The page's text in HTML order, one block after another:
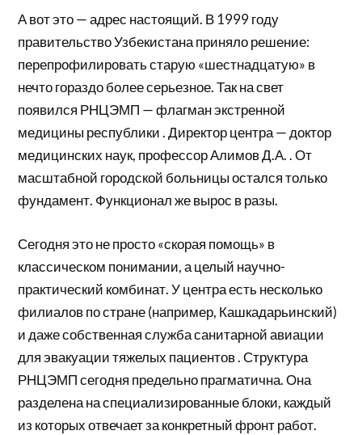
А вот это — адрес настоящий. В 1999 году
правительство Узбекистана приняло решение:
перепрофилировать старую «шестнадцатую» в
нечто гораздо более серьезное. Так на свет
появился РНЦЭМП — флагман экстренной
медицины республики . Директор центра — доктор
медицинских наук, профессор Алимов Д.А. . От
масштабной городской больницы остался только
фундамент. Функционал же вырос в разы.
Сегодня это не просто «скорая помощь» в
классическом понимании, а целый научно-
практический комбинат. У центра есть несколько
филиалов по стране (например, Кашкадарьинский)
и даже собственная служба санитарной авиации
для эвакуации тяжелых пациентов . Структура
РНЦЭМП сегодня предельно прагматична. Она
разделена на специализированные блоки, каждый
из которых отвечает за конкретный фронт работ.